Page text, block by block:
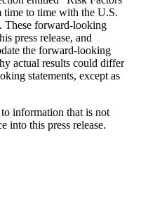
time to time with the U.S.
These forward-looking
press release, and
the forward-looking
actual results could differ
statements, except as
information that is not
into this press release.